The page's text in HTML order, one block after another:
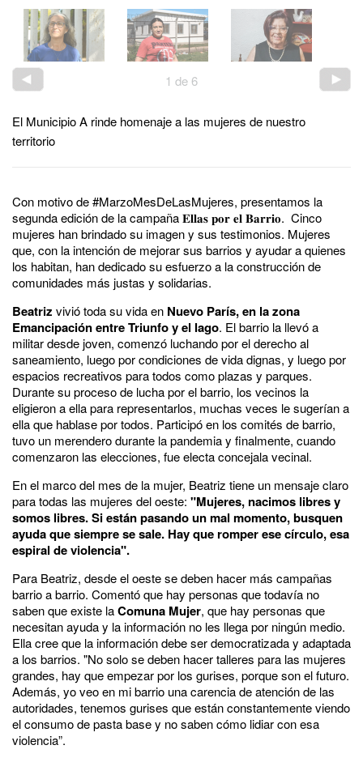
1 de 6
El Municipio A rinde homenaje a las mujeres de nuestro
territorio
Con motivo de #MarzoMesDeLasMujeres, presentamos la
segunda edición de la campaña 𝐄𝐥𝐥𝐚𝐬 𝐩𝐨𝐫 𝐞𝐥 𝐁𝐚𝐫𝐫𝐢𝐨. Cinco
mujeres han brindado su imagen y sus testimonios. Mujeres
que, con la intención de mejorar sus barrios y ayudar a quienes
los habitan, han dedicado su esfuerzo a la construcción de
comunidades más justas y solidarias.
Beatriz vivió toda su vida en Nuevo París, en la zona
Emancipación entre Triunfo y el lago. El barrio la llevó a
militar desde joven, comenzó luchando por el derecho al
saneamiento, luego por condiciones de vida dignas, y luego por
espacios recreativos para todos como plazas y parques.
Durante su proceso de lucha por el barrio, los vecinos la
eligieron a ella para representarlos, muchas veces le sugerían a
ella que hablase por todos. Participó en los comités de barrio,
tuvo un merendero durante la pandemia y finalmente, cuando
comenzaron las elecciones, fue electaconcejala vecinal.
En el marco del mes de la mujer, Beatriz tiene un mensaje claro
para todas las mujeres del oeste: "Mujeres, nacimos libres y
somos libres. Si están pasando un mal momento, busquen
ayuda que siempre se sale. Hay que romper ese círculo, esa
espiral de violencia".
Para Beatriz, desde el oeste se deben hacer más campañas
barrio a barrio. Comentó que hay personas que todavía no
saben que existe laComuna Mujer, que hay personas que
necesitan ayuda y la información no les llega por ningún medio.
Ella cree que la información debe ser democratizada y adaptada
a los barrios. "No solo se deben hacer talleres para las mujeres
grandes, hay que empezar por los gurises, porque son el futuro.
Además, yo veo en mi barrio una carencia de atención de las
autoridades, tenemos gurises que están constantemente viendo
el consumo de pasta base y no saben cómo lidiar con esa
violencia”.